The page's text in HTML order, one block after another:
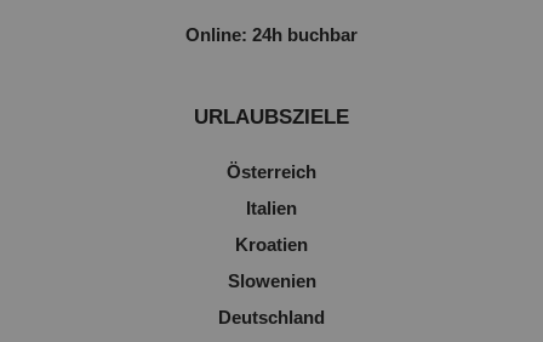
Online: 24h buchbar
URLAUBSZIELE
Österreich
Italien
Kroatien
Slowenien
Deutschland